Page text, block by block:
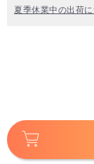
夏季休業中の出荷